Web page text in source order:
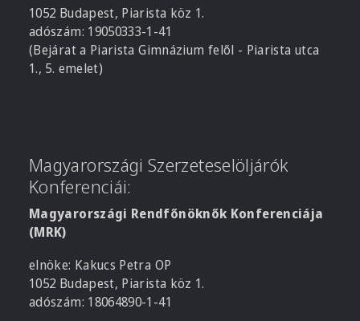
1052 Budapest, Piarista köz 1.
adószám: 19050333-1-41
(Bejárat a Piarista Gimnázium felől - Piarista utca
1., 5. emelet)
Magyarországi Szerzeteselöljárók
Konferenciái:
Magyarországi Rendfőnöknők Konferenciája
(MRK)
elnöke: Kakucs Petra OP
1052 Budapest, Piarista köz 1.
adószám: 18064890-1-41